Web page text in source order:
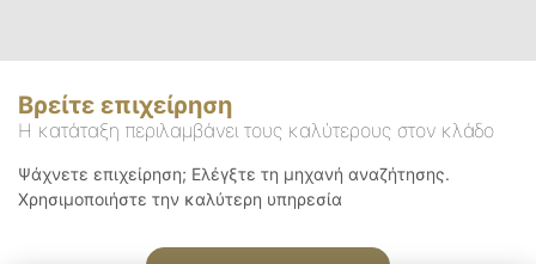
Βρείτε επιχείρηση
Η κατάταξη περιλαμβάνει τους καλύτερους στον κλάδο
Ψάχνετε επιχείρηση; Ελέγξτε τη μηχανή αναζήτησης.
Χρησιμοποιήστε την καλύτερη υπηρεσία